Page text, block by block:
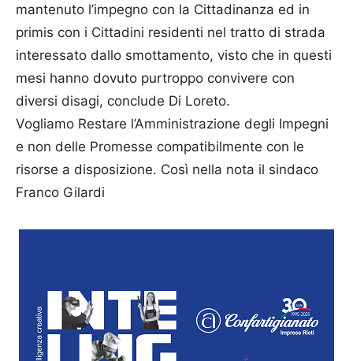
mantenuto l’impegno con la Cittadinanza ed in
primis con i Cittadini residenti nel tratto di strada
interessato dallo smottamento, visto che in questi
mesi hanno dovuto purtroppo convivere con
diversi disagi, conclude Di Loreto.
Vogliamo Restare l’Amministrazione degli Impegni
e non delle Promesse compatibilmente con le
risorse a disposizione. Così nella nota il sindaco
Franco Gilardi